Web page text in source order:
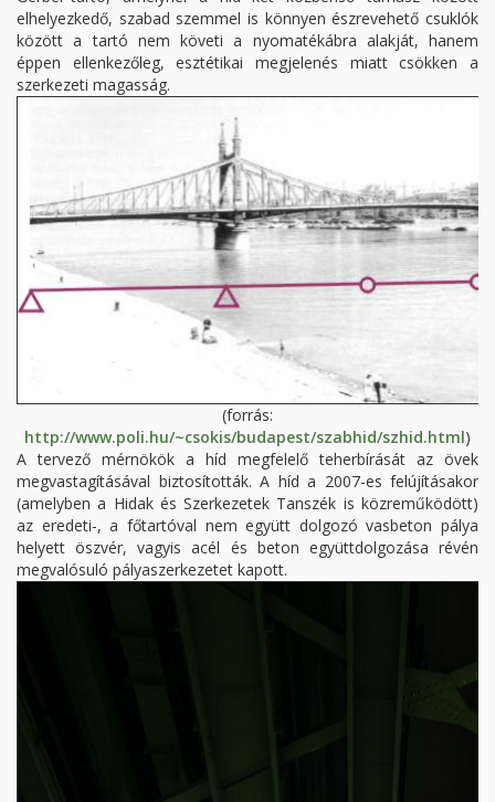
elhelyezkedő, szabad szemmel is könnyen észrevehető csuklók
között a tartó nem követi a nyomatékábra alakját, hanem
éppen ellenkezőleg, esztétikai megjelenés miatt csökken a
szerkezeti magasság.
(forrás:
http://www.poli.hu/~csokis/budapest/szabhid/szhid.html)
A tervező mérnökök a híd megfelelő teherbírását az övek
megvastagításával biztosították. A híd a 2007-es felújításakor
(amelyben a Hidak és Szerkezetek Tanszék is közreműködött)
az eredeti-, a főtartóval nem együtt dolgozó vasbeton pálya
helyett öszvér, vagyis acél és beton együttdolgozása révén
megvalósuló pályaszerkezetet kapott.